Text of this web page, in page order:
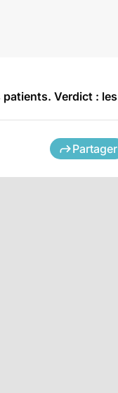
patients. Verdict : les
Partager